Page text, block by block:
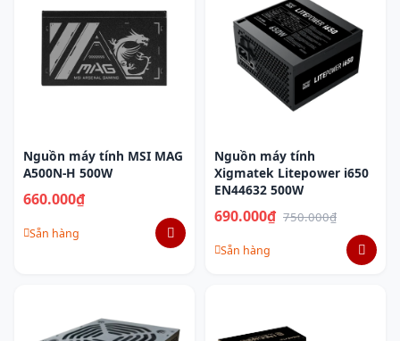
Nguồn máy tính MSI MAG
A500N-H 500W
660.000₫
Sẵn hàng
Nguồn máy tính
Xigmatek Litepower i650
EN44632 500W
690.000₫ 750.000₫
Sẵn hàng